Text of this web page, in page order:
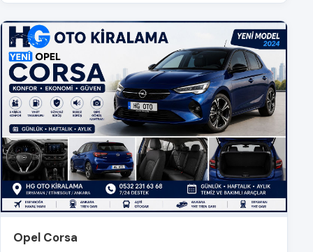
Opel Corsa